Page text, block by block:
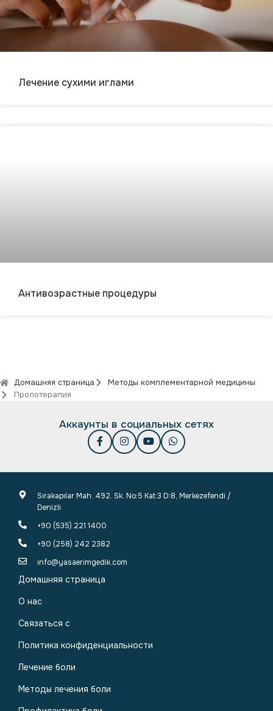
Лечение сухими иглами
Антивозрастные процедуры
Домашняя страница
Методы комплементарной медицины
Пролотерапия
Аккаунты в социальных сетях
Sırakapılar Mah. 492. Sk. No:5 Kat:3 D:8, Merkezefendi /
Denizli
+90 (535) 221 1400
+90 (258) 242 2382
info@yasaerimgedik.com
Домашняя страница
О нас
Связаться с
Политика конфиденциальности
Лечение боли
Методы лечения боли